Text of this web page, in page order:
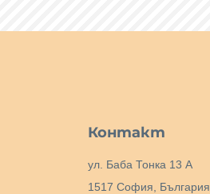
Контакт
ул. Баба Тонка 13 А
1517 София, България